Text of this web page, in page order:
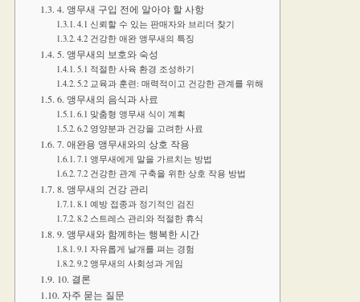
4. 앵무새 구입 전에 알아야 할 사항
4.1 신뢰할 수 있는 판매자와 브리더 찾기
4.2 건강한 애완 앵무새의 특징
5. 앵무새의 보호와 숙성
5.1 적절한 사육 환경 조성하기
5.2 교육과 훈련: 매력적이고 건강한 관계를 위해
6. 앵무새의 음식과 사료
6.1 맞춤형 앵무새 식이 계획
6.2 영양분과 건강을 고려한 사료
7. 애완용 앵무새와의 상호 작용
7.1 앵무새에게 말을 가르치는 방법
7.2 건강한 관계 구축을 위한 상호 작용 방법
8. 앵무새의 건강 관리
8.1 예방 접종과 정기적인 검진
8.2 스트레스 관리와 적절한 휴식
9. 앵무새와 함께하는 행복한 시간
9.1 자유롭게 날개를 펴는 경험
9.2 앵무새의 사회성과 게임
10. 결론
자주 묻는 질문